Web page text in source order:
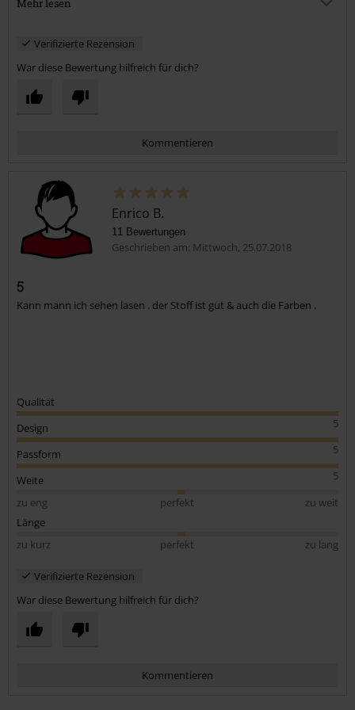
ABER das muss nicht bei euch der Fall sein.
Mehr lesen
Verifizierte Rezension
War diese Bewertung hilfreich für dich?
Kommentieren
Kommentar jetzt abschicken!
Enrico B.
11 Bewertungen
Geschrieben am: Mittwoch, 25.07.2018
5
Kann mann ich sehen lasen . der Stoff ist gut & auch die Farben .
Qualität
5
Design
5
Passform
5
Weite
zu eng
perfekt
zu weit
Länge
zu kurz
perfekt zu lang
Verifizierte Rezension
War diese Bewertung hilfreich für dich?
Kommentieren